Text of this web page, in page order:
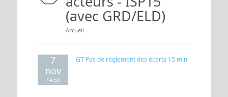
(avec GRD/ELD)
Vous êtes ici
Accueil
7
nov
14:30
GT Pas de réglement des écarts 15 min